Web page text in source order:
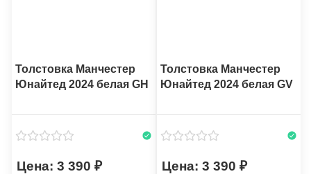
Толстовка Манчестер
Юнайтед 2024 белая GH
3 390
Толстовка Манчестер
Юнайтед 2024 белая GV
3 390